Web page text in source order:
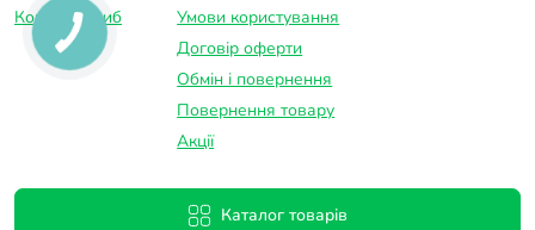
Корм для риб
Умови користування
Договір оферти
Обмін і повернення
Повернення товару
Акції
Каталог товарів